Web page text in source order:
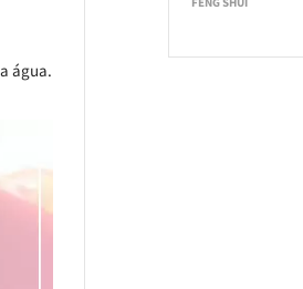
água.